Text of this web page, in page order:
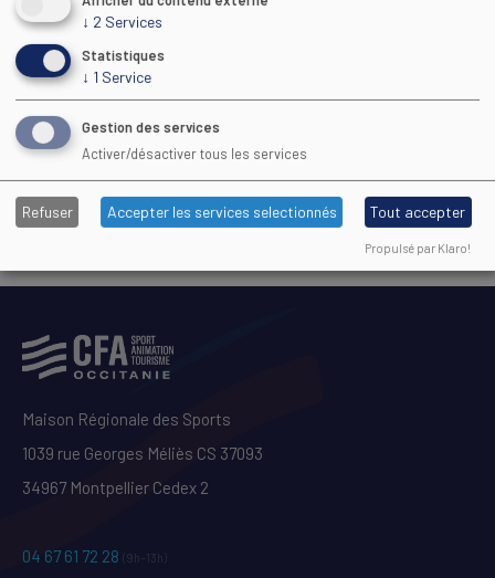
Maison Régionale des Sports
1039 rue Georges Méliès CS 37093
34967 Montpellier Cedex 2
04 67 61 72 28 (9h–13h)
↓ 2 Services
Statistiques
↓ 1 Service
Gestion des services
Activer/désactiver tous les services
Refuser Accepter les services selectionnés Tout accepter
Propulsé par Klaro!